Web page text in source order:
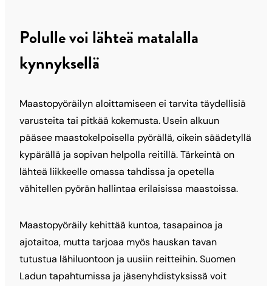
Polulle voi lähteä matalalla
kynnyksellä
Maastopyöräilyn aloittamiseen ei tarvita täydellisiä
varusteita tai pitkää kokemusta. Usein alkuun
pääsee maastokelpoisella pyörällä, oikein säädetyllä
kypärällä ja sopivan helpolla reitillä. Tärkeintä on
lähteä liikkeelle omassa tahdissa ja opetella
vähitellen pyörän hallintaa erilaisissa maastoissa.
Maastopyöräily kehittää kuntoa, tasapainoa ja
ajotaitoa, mutta tarjoaa myös hauskan tavan
tutustua lähiluontoon ja uusiin reitteihin. Suomen
Ladun tapahtumissa ja jäsenyhdistyksissä voit